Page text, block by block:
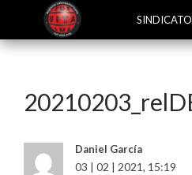
Daniel García
03 | 02 | 2021, 15:19